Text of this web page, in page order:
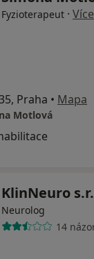
Fyzioterapeut · Více
Praha • Mapa
Motlová
KlinNeuro
Neurolog
14